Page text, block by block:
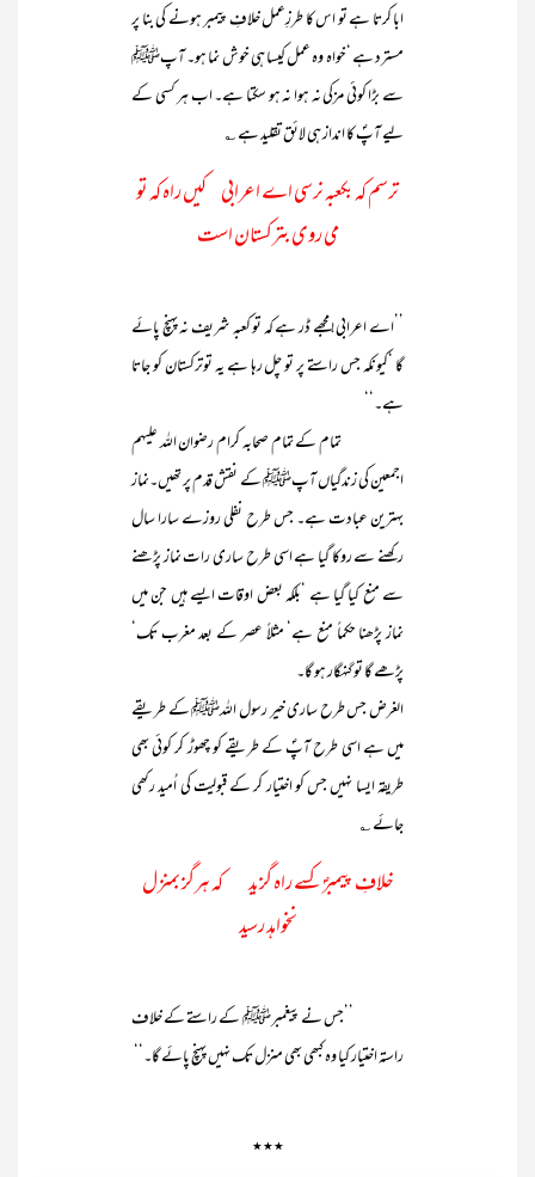
ابا کرتا ہے تو اس کا طرزِعمل خلافِ پیمبر ہونے کی بنا پر
مسترد ہے ‘خواہ وہ عمل کیسا ہی خوش نما ہو۔ آپﷺ
سے بڑا کوئی مزکی نہ ہوا نہ ہو سکتا ہے۔ اب ہر کسی کے
لیے آپؐ کا انداز ہی لائق تقلید ہے ؎
ترسم کہ بکعبہ نرسی اے اعرابی کیں راہ کہ تو
می روی بترکستان است
’’اے اعرابی! مجھے ڈر ہے کہ تو کعبہ شریف نہ پہنچ پائے
گا ‘کیونکہ جس راستے پر تو چل رہا ہے یہ توترکستان کو جاتا
ہے۔‘‘
تمام کے تمام صحابہ کرام رضوان اللہ علیہم
اجمعین کی زندگیاں آپﷺ کے نقش قدم پر تھیں۔نماز
بہترین عبادت ہے۔ جس طرح نفلی روزے سارا سال
رکھنے سے روکا گیا ہے اسی طرح ساری رات نماز پڑھنے
سے منع کیا گیا ہے ‘بلکہ بعض اوقات ایسے ہیں جن میں
نماز پڑھنا حکماً منع ہے‘ مثلاً عصر کے بعد مغرب تک‘
پڑھے گا تو گنہگار ہو گا۔
الغرض جس طرح ساری خیر رسول اللہﷺ کے طریقے
میں ہے اسی طرح آپؐ کے طریقے کو چھوڑ کر کوئی بھی
طریقہ ایسا نہیں جس کو اختیار کر کے قبولیت کی اُمید رکھی
جائے ؎
خلافِ پیمبرؐ کسے راہ گزید کہ ہرگز بمنزل
نخواہد رسید
’’جس نے پیغمبرﷺ کے راستے کے خلاف
راستہ اختیار کیا وہ کبھی بھی منزل تک نہیں پہنچ پائے گا۔‘‘
٭٭٭